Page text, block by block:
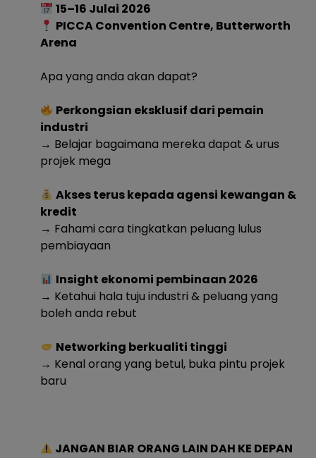
15–16 Julai 2026
PICCA Convention Centre, Butterworth
Arena
Apa yang anda akan dapat?
Perkongsian eksklusif dari pemain
industri
→ Belajar bagaimana mereka dapat & urus
projek mega
Akses terus kepada agensi kewangan &
kredit
→ Fahami cara tingkatkan peluang lulus
pembiayaan
Insight ekonomi pembinaan 2026
→ Ketahui hala tuju industri & peluang yang
boleh anda rebut
Networking berkualiti tinggi
→ Kenal orang yang betul, buka pintu projek
baru
JANGAN BIAR ORANG LAIN DAH KE DEPAN